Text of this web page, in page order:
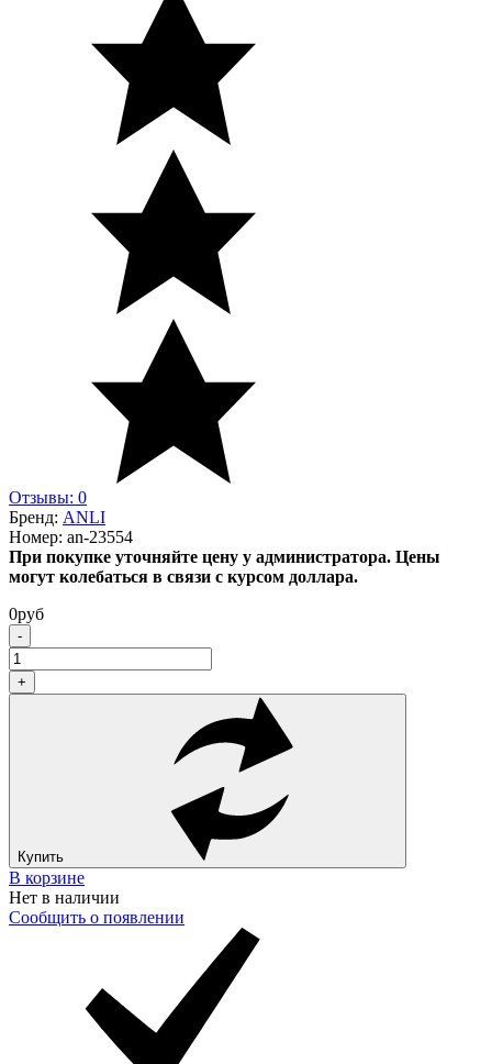
Отзывы: 0
Бренд: ANLI
Номер: an-23554
При покупке уточняйте цену у администратора. Цены
могут колебаться в связи с курсом доллара.
0руб
-
+
Купить
В корзине
Нет в наличии
Сообщить о появлении